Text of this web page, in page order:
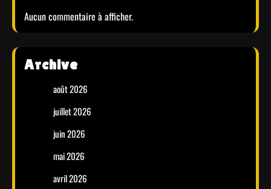
Aucun commentaire à afficher.
Archive
août 2026
juillet 2026
juin 2026
mai 2026
avril 2026